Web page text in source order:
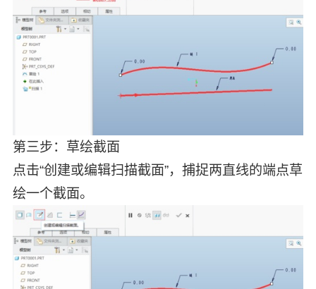
第三步：草绘截面
点击“创建或编辑扫描截面”，捕捉两直线的端点草
绘一个截面。